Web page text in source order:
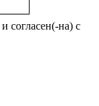
и согласен(-на) с